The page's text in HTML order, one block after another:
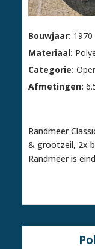
Bouwjaar: 1970
Materiaal:
Categorie:
Afmetingen:
Randmeer
& grootzeil, 2x
Randmeer is